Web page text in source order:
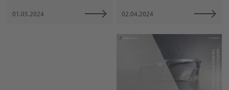
01.05.2024 02.04.2024